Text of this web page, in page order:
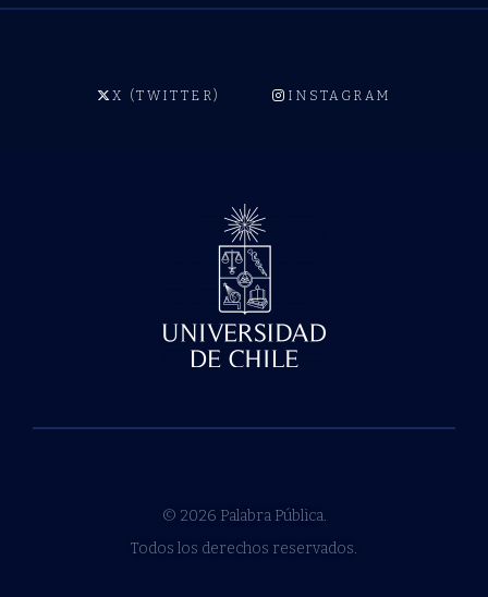
X (TWITTER) INSTAGRAM
© 2026 Palabra Pública.
Todos los derechos reservados.